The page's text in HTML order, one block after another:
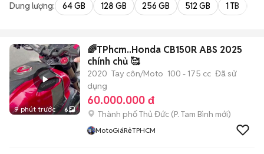
Dung lượng: 64 GB 128 GB 256 GB 512 GB 1 TB
9 phút trước 6
🌈TPhcm..Honda CB150R ABS 2025
chính chủ 🥰
2020 Tay côn/Moto 100 - 175 cc Đã sử
dụng
60.000.000 đ
Thành phố Thủ Đức (P. Tam Bình mới)
MotoGiáRẻTPHCM